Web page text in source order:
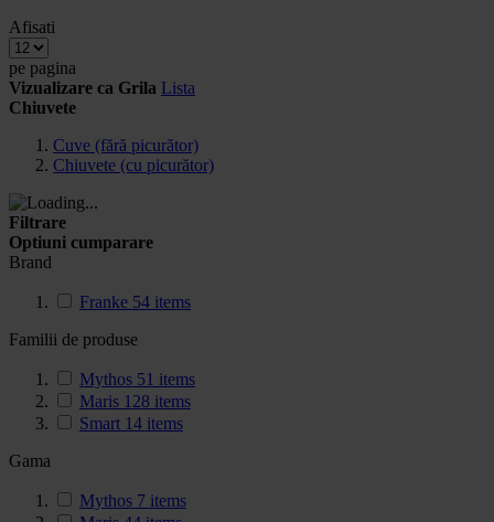
Afisati
pe pagina
Vizualizare ca Grila Lista
Chiuvete
Cuve (fără picurător)
Chiuvete (cu picurător)
Filtrare
Optiuni cumparare
Brand
Franke 54 items
Familii de produse
Mythos 51 items
Maris 128 items
Smart 14 items
Gama
Mythos 7 items